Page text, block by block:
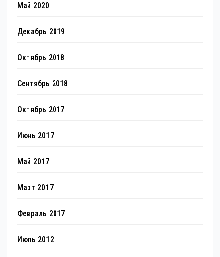
Май 2020
Декабрь 2019
Октябрь 2018
Сентябрь 2018
Октябрь 2017
Июнь 2017
Май 2017
Март 2017
Февраль 2017
Июль 2012